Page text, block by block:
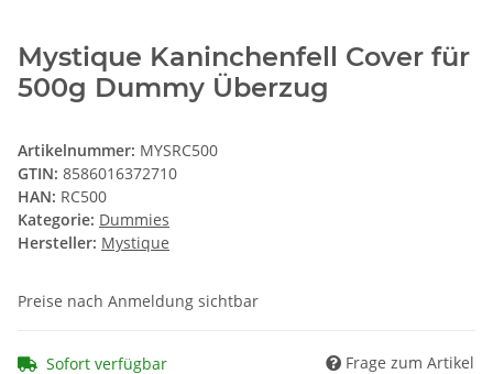
Mystique Kaninchenfell Cover für
500g Dummy Überzug
Artikelnummer: MYSRC500
GTIN: 8586016372710
HAN: RC500
Kategorie: Dummies
Hersteller: Mystique
Preise nach Anmeldung sichtbar
Sofort verfügbar Frage zum Artikel